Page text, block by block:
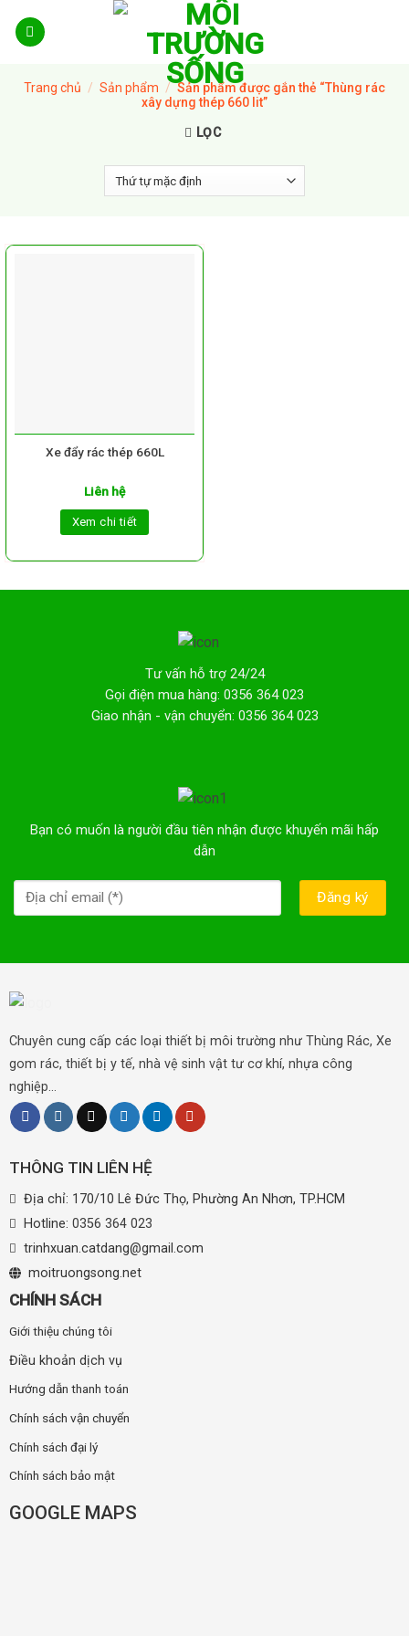
Trang chủ / Sản phẩm / Sản phẩm được gắn thẻ “Thùng rác
xây dựng thép 660 lit”
LỌC
Xe đẩy rác thép 660L
Liên hệ
Xem chi tiết
Tư vấn hỗ trợ 24/24
Gọi điện mua hàng: 0356 364 023
Giao nhận - vận chuyển: 0356 364 023
Bạn có muốn là người đầu tiên nhận được khuyến mãi hấp
dẫn
Chuyên cung cấp các loại thiết bị môi trường như Thùng Rác, Xe
gom rác, thiết bị y tế, nhà vệ sinh vật tư cơ khí, nhựa công
nghiệp...
THÔNG TIN LIÊN HỆ
Địa chỉ: 170/10 Lê Đức Thọ, Phường An Nhơn, TP.HCM
Hotline: 0356 364 023
trinhxuan.catdang@gmail.com
moitruongsong.net
CHÍNH SÁCH
Giới thiệu chúng tôi
Điều khoản dịch vụ
Hướng dẫn thanh toán
Chính sách vận chuyển
Chính sách đại lý
Chính sách bảo mật
GOOGLE MAPS